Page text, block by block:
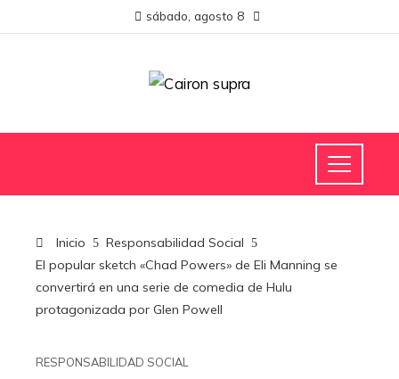
sábado, agosto 8
Inicio
Responsabilidad Social
El popular sketch «Chad Powers» de Eli Manning se
convertirá en una serie de comedia de Hulu
protagonizada por Glen Powell
RESPONSABILIDAD SOCIAL